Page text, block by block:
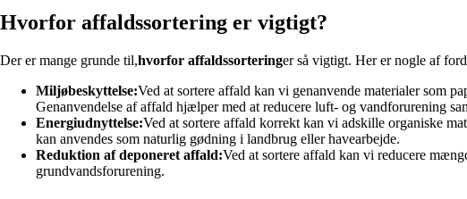
Hvorfor affaldssortering er vigtigt?
Der er mange grunde til,hvorfor affaldssorteringer så vigtigt. Her er nogle af
Miljøbeskyttelse:Ved at sortere affald kan vi genanvende materialer som
Genanvendelse af affald hjælper med at reducere luft- og vandforurening
Energiudnyttelse:Ved at sortere affald korrekt kan vi adskille organiske
kan anvendes som naturlig gødning i landbrug eller havearbejde.
Reduktion af deponeret affald:Ved at sortere affald kan vi reducere
grundvandsforurening.